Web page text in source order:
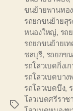
Tags
ขนย้ายพานทอง
รถยกขนย้ายสุ
หนองใหญ่, รถ
รถยกขนย้ายเ
ชลบุรี, รถยกข
รถโลวเบดกิ่งเ
รถโลวเบดบาง
รถโลวเบดบึง,
โลวเบดศรีราชา